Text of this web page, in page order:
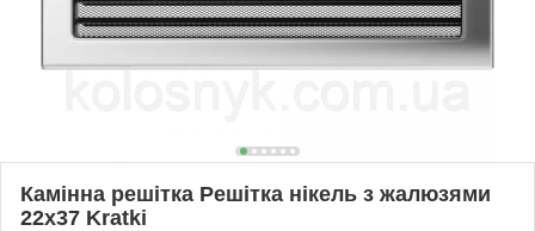
Камінна решітка Решітка нікель з жалюзями
22x37 Kratki